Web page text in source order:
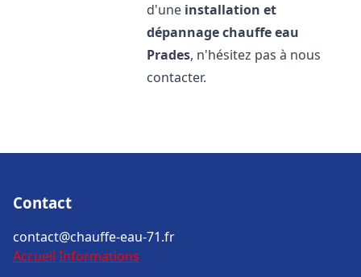
d'une installation et
dépannage chauffe eau
Prades, n'hésitez pas à nous
contacter.
Contact
contact@chauffe-eau-71.fr
Accueil Informations